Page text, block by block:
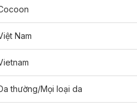
Nam
thường/Mọi loại da